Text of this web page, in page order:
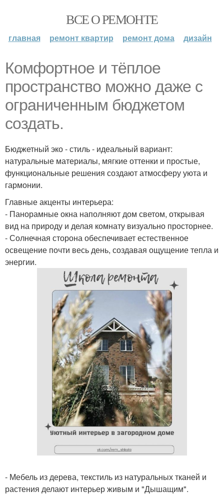
ВСЕ О РЕМОНТЕ
главная ремонт квартир ремонт дома дизайн
Комфортное и тёплое
пространство можно даже с
ограниченным бюджетом
создать.
Бюджетный эко - стиль - идеальный вариант:
натуральные материалы, мягкие оттенки и простые,
функциональные решения создают атмосферу уюта и
гармонии.
Главные акценты интерьера:
- Панорамные окна наполняют дом светом, открывая
вид на природу и делая комнату визуально просторнее.
- Солнечная сторона обеспечивает естественное
освещение почти весь день, создавая ощущение тепла и
энергии.
- Мебель из дерева, текстиль из натуральных тканей и
растения делают интерьер живым и "Дышащим".